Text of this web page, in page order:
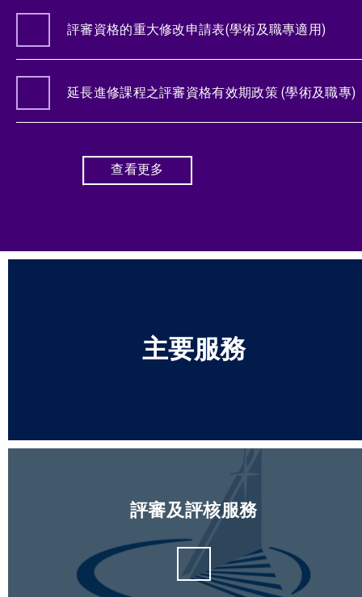
查看更多
評審資格的重大修改申請表(學術及職專適用)
延長進修課程之評審資格有效期政策 (學術及職專)
主要服務
評審及評核服務